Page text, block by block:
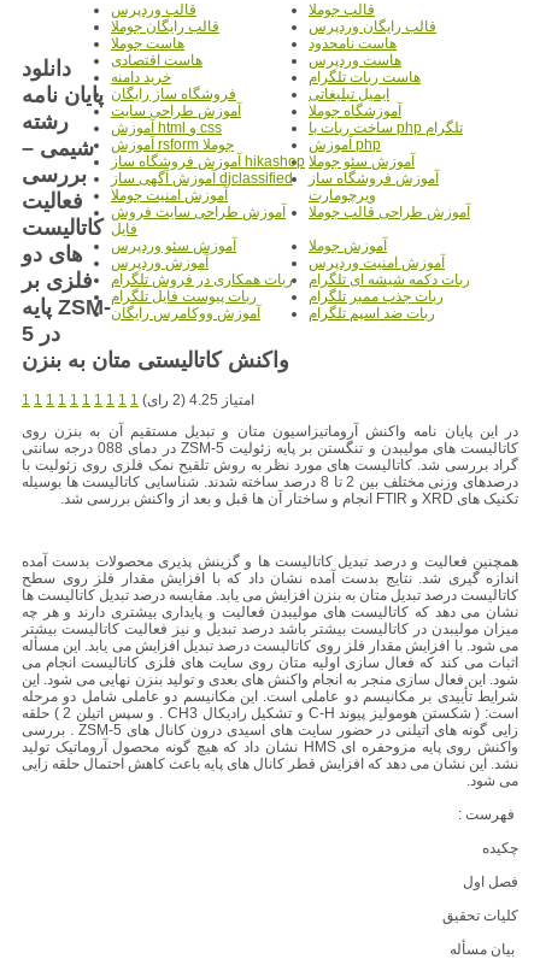
قالب جوملا
قالب وردپرس
قالب رایگان وردپرس
قالب رایگان جوملا
هاست نامحدود
هاست جوملا
هاست وردپرس
هاست اقتصادی
هاست ربات تلگرام
خرید دامنه
ایمیل تبلیغاتی
فروشگاه ساز رایگان
آموزشگاه جوملا
آموزش طراحی سایت
ساخت ربات با php تلگرام
آموزش html و css
آموزش php
آموزش rsform جوملا
آموزش سئو جوملا آموزش فروشگاه ساز hikashop
آموزش فروشگاه ساز
ویرچومارت
آموزش آگهی ساز djclassified
آموزش امنیت جوملا
آموزش طراحی قالب جوملا
آموزش طراحی سایت فروش
فایل
آموزش جوملا
آموزش سئو وردپرس
آموزش امنیت وردپرس
آموزش وردپرس
ربات دکمه شیشه ای تلگرام
ربات همکاری در فروش تلگرام
ربات جذب ممبر تلگرام
ربات پیوست فایل تلگرام
ربات ضد اسپم تلگرام
آموزش ووکامرس رایگان
دانلود
پایان نامه
رشته
شیمی –
بررسی
فعالیت
کاتالیست
های دو
فلزی بر
پایه ZSM-
5 در
1 1 1 1 1 1 1 1 1 1
امتیاز 4.25 (2 رای)
در این پایان نامه واکنش آروماتیزاسیون متان و تبدیل مستقیم آن به بنزن روی
کاتالیست های مولیبدن و تنگستن بر پایه زئولیت ZSM-5 در دمای 088 درجه سانتی
گراد بررسی شد. کاتالیست های مورد نظر به روش تلقیح نمک فلزی روی زئولیت با
درصدهای وزنی مختلف بین 2 تا 8 درصد ساخته شدند. شناسایی کاتالیست ها بوسیله
تکنیک های XRD و FTIR انجام و ساختار آن ها قبل و بعد از واکنش بررسی شد.
همچنین فعالیت و درصد تبدیل کاتالیست ها و گزینش پذیری محصولات بدست آمده
اندازه گیری شد. نتایج بدست آمده نشان داد که با افزایش مقدار فلز روی سطح
کاتالیست درصد تبدیل متان به بنزن افزایش می یابد. مقایسه درصد تبدیل کاتالیست ها
نشان می دهد که کاتالیست های مولیبدن فعالیت و پایداری بیشتری دارند و هر چه
میزان مولیبدن در کاتالیست بیشتر باشد درصد تبدیل و نیز فعالیت کاتالیست بیشتر
می شود. با افزایش مقدار فلز روی کاتالیست درصد تبدیل افزایش می یابد. این مسأله
اثبات می کند که فعال سازی اولیه متان روی سایت های فلزی کاتالیست انجام می
شود. این فعال سازی منجر به انجام واکنش های بعدی و تولید بنزن نهایی می شود. این
شرایط تأییدی بر مکانیسم دو عاملی است. این مکانیسم دو عاملی شامل دو مرحله
است: ( شکستن هومولیز پیوند C-H و تشکیل رادیکال CH3 . و سپس اتیلن 2 ) حلقه
زایی گونه های اتیلنی در حضور سایت های اسیدی درون کانال های ZSM-5 . بررسی
واکنش روی پایه مزوحفره ای HMS نشان داد که هیچ گونه محصول آروماتیک تولید
نشد. این نشان می دهد که افزایش قطر کانال های پایه باعث کاهش احتمال حلقه زایی
می شود.
فهرست :
چکیده
فصل اول
کلیات تحقیق
بیان مسأله